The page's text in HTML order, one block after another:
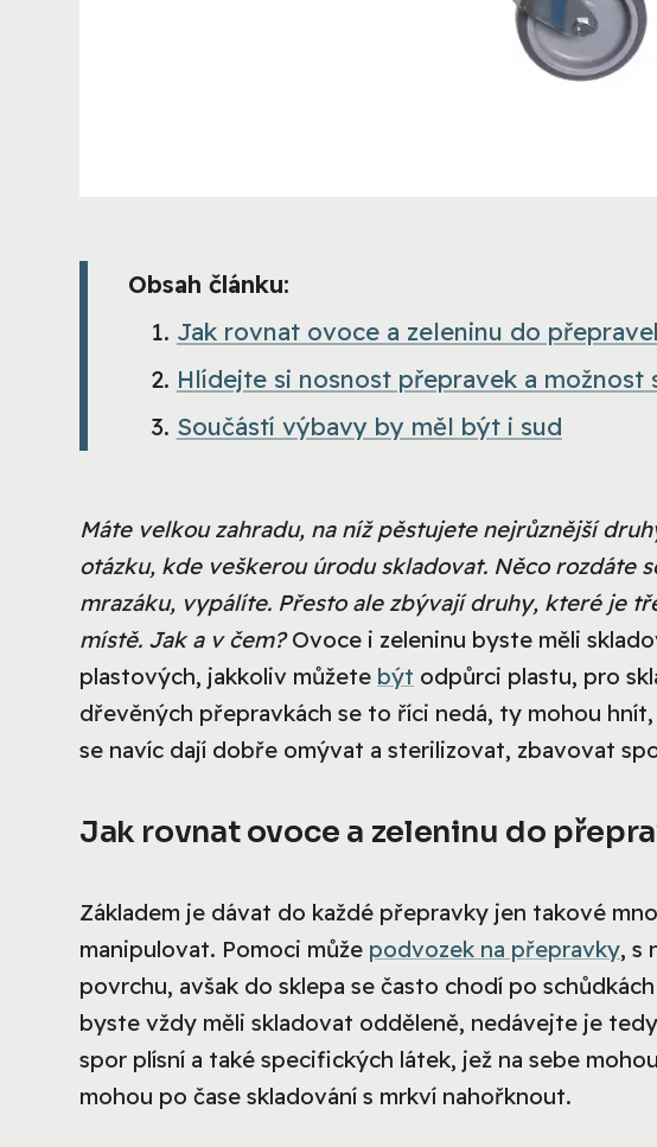
Obsah článku:
Jak rovnat ovoce a zeleninu do
Hlídejte si nosnost přepravek a možnost
Součástí výbavy by měl být i sud
Máte velkou zahradu, na níž pěstujete nejrůznější
otázku, kde veškerou úrodu skladovat. Něco rozdáte
mrazáku, vypálíte. Přesto ale zbývají druhy, které je
místě. Jak a v čem?Ovoce i zeleninu byste měli
plastových, jakkoliv můžete být odpůrci plastu, pro
dřevěných přepravkách se to říci nedá, ty mohou
se navíc dají dobře omývat a sterilizovat, zbavovat
Jak rovnat ovoce a zeleninu do
Základem je dávat do každé přepravky jen takové
manipulovat. Pomoci může podvozek na přepravky, s
povrchu, avšak do sklepa se často chodí po
byste vždy měli skladovat odděleně, nedávejte je
spor plísní a také specifických látek, jež na sebe
mohou po čase skladování s mrkví nahořknout.